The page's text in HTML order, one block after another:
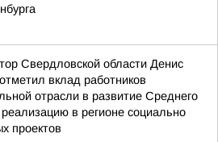
Свердловской области Денис
вклад работников
отрасли в развитие Среднего
в регионе социально
проектов